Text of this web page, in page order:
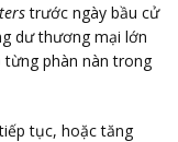
trước ngày bầu cử
dư thương mại lớn
phàn nàn trong
tục, hoặc tăng